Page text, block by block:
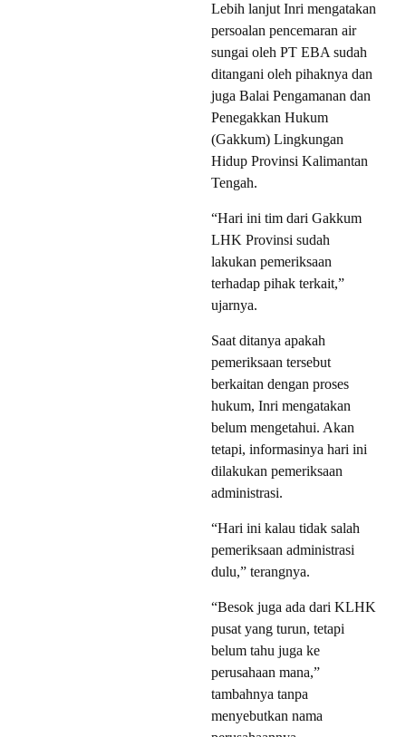
Lebih lanjut Inri mengatakan
persoalan pencemaran air
sungai oleh PT EBA sudah
ditangani oleh pihaknya dan
juga Balai Pengamanan dan
Penegakkan Hukum
(Gakkum) Lingkungan
Hidup Provinsi Kalimantan
Tengah.
“Hari ini tim dari Gakkum
LHK Provinsi sudah
lakukan pemeriksaan
terhadap pihak terkait,”
ujarnya.
Saat ditanya apakah
pemeriksaan tersebut
berkaitan dengan proses
hukum, Inri mengatakan
belum mengetahui. Akan
tetapi, informasinya hari ini
dilakukan pemeriksaan
administrasi.
“Hari ini kalau tidak salah
pemeriksaan administrasi
dulu,” terangnya.
“Besok juga ada dari KLHK
pusat yang turun, tetapi
belum tahu juga ke
perusahaan mana,”
tambahnya tanpa
menyebutkan nama